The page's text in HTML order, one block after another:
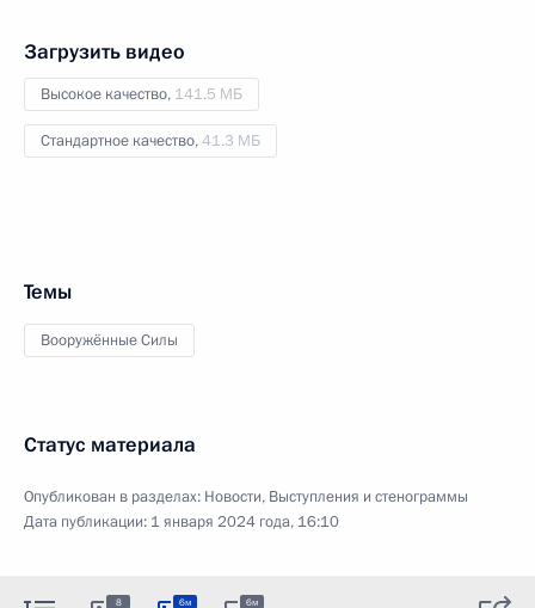
Загрузить видео
Высокое качество, 141.5 МБ
Стандартное качество,41.3 МБ
Темы
Вооружённые Силы
Статус материала
Опубликован в разделах: Новости, Выступления и стенограммы
Дата публикации: 1 января 2024 года, 16:10
8 6м 6м